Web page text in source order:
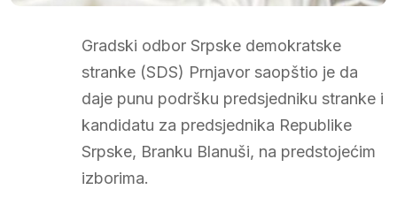
Gradski odbor Srpske demokratske
stranke (SDS) Prnjavor saopštio je da
daje punu podršku predsjedniku stranke i
kandidatu za predsjednika Republike
Srpske, Branku Blanuši, na predstojećim
izborima.